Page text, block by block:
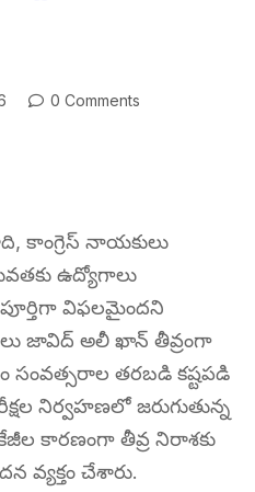
0 Comments
కాంగ్రెస్ నాయకులు
ఉద్యోగాలు
పూర్తిగా విఫలమైందని
జావిద్ అలీ ఖాన్ తీవ్రంగా
సంవత్సరాల తరబడి కష్టపడి
నిర్వహణలో జరుగుతున్న
కారణంగా తీవ్ర నిరాశకు
వ్యక్తం చేశారు.